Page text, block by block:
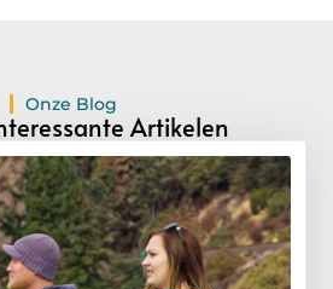
Onze Blog
Artikelen